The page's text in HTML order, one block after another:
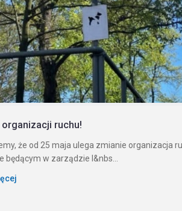
ruchu!
że od 25 maja ulega zmianie organizacja
będącym w zarządzie I&nbs...